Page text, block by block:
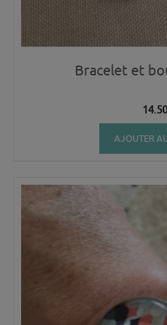
Bracelet et
14.50
AJOUTER